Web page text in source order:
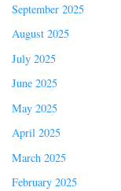
September 2025
August 2025
July 2025
June 2025
May 2025
April 2025
March 2025
February 2025